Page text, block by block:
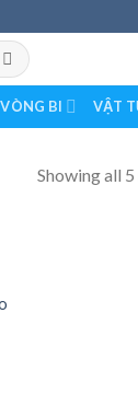
VÒNG BI VẬT
Showing all